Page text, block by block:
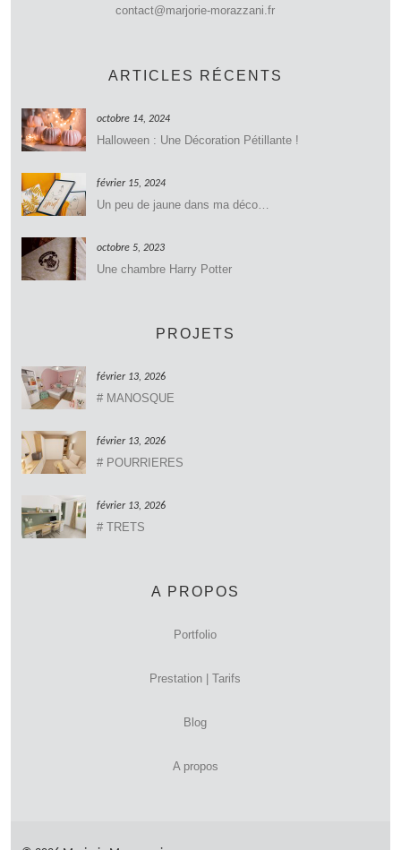
contact@marjorie-morazzani.fr
ARTICLES RÉCENTS
octobre 14, 2024
Halloween : Une Décoration Pétillante !
février 15, 2024
Un peu de jaune dans ma déco…
octobre 5, 2023
Une chambre Harry Potter
PROJETS
février 13, 2026
# MANOSQUE
février 13, 2026
# POURRIERES
février 13, 2026
# TRETS
A PROPOS
Portfolio
Prestation | Tarifs
Blog
A propos